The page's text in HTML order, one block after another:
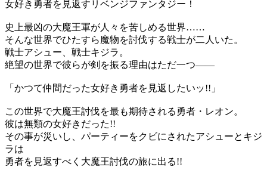
女好き勇者を見返すリベンジファンタジー！
史上最凶の大魔王軍が人々を苦しめる世界……
そんな世界でひたすら魔物を討伐する戦士が二人いた。
戦士アシュー、戦士キジラ。
絶望の世界で彼らが剣を振る理由はただ一つ――
「かつて仲間だった女好き勇者を見返したいッ!!」
この世界で大魔王討伐を最も期待される勇者・レオン。
彼は無類の女好きだった!!
その事が災いし、パーティーをクビにされたアシューとキジ
ラは
勇者を見返すべく大魔王討伐の旅に出る!!